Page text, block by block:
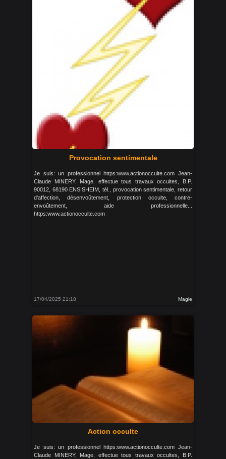
Provocation sentimentale
Je suis: un professionnel https:www.actionocculte.com Jean-
Claude MINERY, Mage, effectue tous travaux occultes, B.P.
90012, 68190 ENSISHEIM, tél., provocation sentimentale, retour
d'affection, désenvoûtement, protection occulte, contre-
envoûtement, aide professionnelle...
https:www.actionocculte.com
17/04/2025 21:18 Magie
Action occulte
Je suis: un professionnel https:www.actionocculte.com Jean-
Claude MINERY, Mage, effectue tous travaux occultes, B.P.